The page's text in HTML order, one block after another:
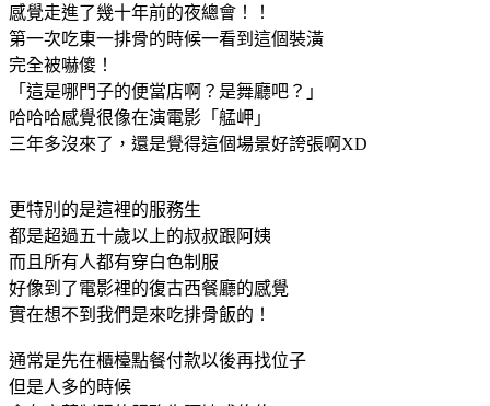
感覺走進了幾十年前的夜總會！！
第一次吃東一排骨的時候一看到這個裝潢
完全被嚇傻！
「這是哪門子的便當店啊？是舞廳吧？」
哈哈哈感覺很像在演電影「艋岬」
三年多沒來了，還是覺得這個場景好誇張啊XD
更特別的是這裡的服務生
都是超過五十歲以上的叔叔跟阿姨
而且所有人都有穿白色制服
好像到了電影裡的復古西餐廳的感覺
實在想不到我們是來吃排骨飯的！
通常是先在櫃檯點餐付款以後再找位子
但是人多的時候